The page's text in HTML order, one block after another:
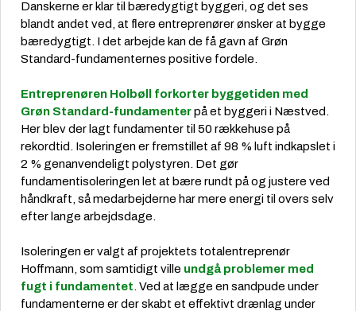
Danskerne er klar til bæredygtigt byggeri, og det ses
blandt andet ved, at flere entreprenører ønsker at bygge
bæredygtigt. I det arbejde kan de få gavn af Grøn
Standard-fundamenternes positive fordele.
Entreprenøren Holbøll forkorter byggetiden med
Grøn Standard-fundamenterpå et byggeri i Næstved.
Her blev der lagt fundamenter til 50 rækkehuse på
rekordtid. Isoleringen er fremstillet af 98 % luft indkapslet i
2 % genanvendeligt polystyren. Det gør
fundamentisoleringen let at bære rundt på og justere ved
håndkraft, så medarbejderne har mere energi til overs selv
efter lange arbejdsdage.
Isoleringen er valgt af projektets totalentreprenør
Hoffmann, som samtidigt ville undgå problemer med
fugt i fundamentet. Ved at lægge en sandpude under
fundamenterne er der skabt et effektivt drænlag under